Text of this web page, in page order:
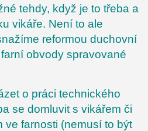
tehdy, když je to třeba a
vikáře. Není to ale
reformou duchovní
obvody spravované
o práci technického
se domluvit s vikářem či
ve farnosti (nemusí to být